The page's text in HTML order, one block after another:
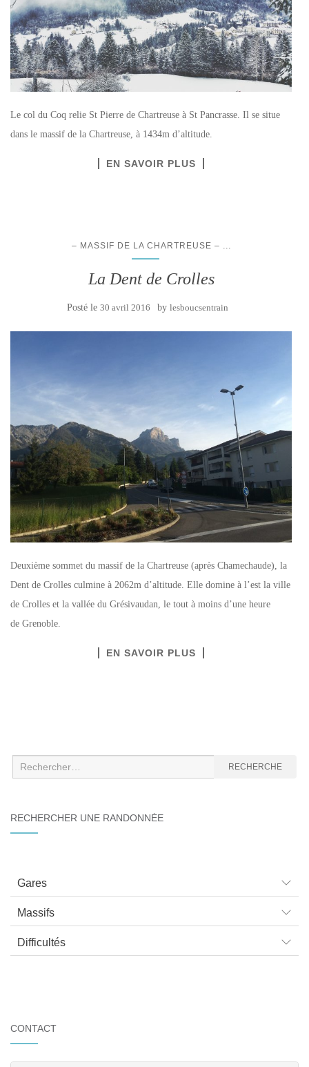
Le col du Coq relie St Pierre de Chartreuse à St Pancrasse. Il se situe
dans le massif de la Chartreuse, à 1434m d’altitude.
EN SAVOIR PLUS
– MASSIF DE LA CHARTREUSE – ...
La Dent de Crolles
Posté le 30 avril 2016 by lesboucsentrain
Deuxième sommet du massif de la Chartreuse (après Chamechaude), la
Dent de Crolles culmine à 2062m d’altitude. Elle domine à l’est la ville
de Crolles et la vallée du Grésivaudan, le tout à moins d’une heure
de Grenoble.
EN SAVOIR PLUS
Recherche
:
RECHERCHE
RECHERCHER UNE RANDONNÉE
Gares
Massifs
Difficultés
CONTACT